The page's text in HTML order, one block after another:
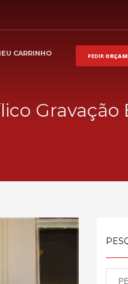
CARRINHO PEDIR
Gravação